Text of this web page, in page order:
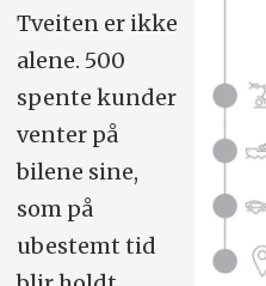
Tveiten er ikke
alene. 500
spente kunder
venter på
bilene sine,
som på
ubestemt tid